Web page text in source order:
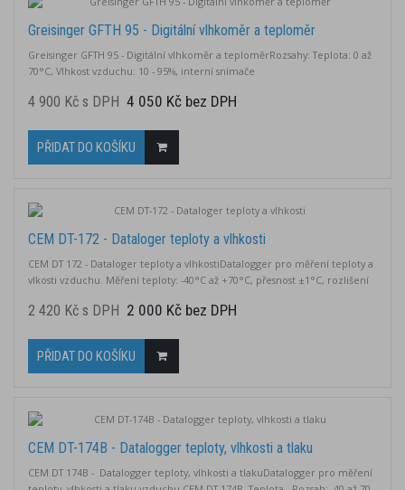
Greisinger GFTH 95 - Digitální vlhkoměr a teploměr
Greisinger GFTH 95 - Digitální vlhkoměr a teploměrRozsahy: Teplota: 0 až
70°C, Vlhkost vzduchu: 10 - 95%, interní snímače
4 900 Kč s DPH 4 050 Kč bez DPH
PŘIDAT DO KOŠÍKU
CEM DT-172 - Dataloger teploty a vlhkosti
CEM DT 172 - Dataloger teploty a vlhkostiDatalogger pro měření teploty a
vlkosti vzduchu. Měření teploty: -40°C až +70°C, přesnost ±1°C, rozlišení
2 420 Kč s DPH 2 000 Kč bez DPH
PŘIDAT DO KOŠÍKU
CEM DT-174B - Datalogger teploty, vlhkosti a tlaku
CEM DT 174B - Datalogger teploty, vlhkosti a tlakuDatalogger pro měření